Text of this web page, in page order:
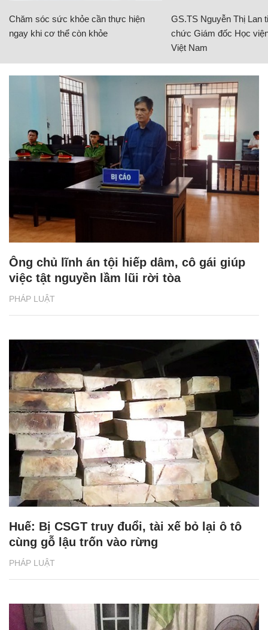
Chăm sóc sức khỏe cần thực hiện
ngay khi cơ thể còn khỏe
GS.TS Nguyễn Thị Lan
chức Giám đốc Học
Việt Nam
PHÁP LUẬT
Ông chủ lĩnh án tội hiếp dâm, cô gái giúp
việc tật nguyền lầm lũi rời tòa
PHÁP LUẬT
Huế: Bị CSGT truy đuổi, tài xế bỏ lại ô tô
cùng gỗ lậu trốn vào rừng